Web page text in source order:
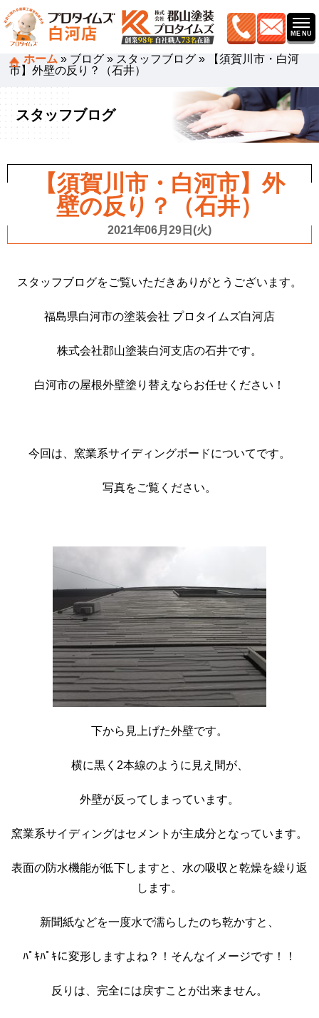
ホーム » ブログ » スタッフブログ »
【須賀川市・白河
市】外壁の反り？（石井）
スタッフブログ
【須賀川市・白河市】外
壁の反り？（石井）
2021年06月29日(火)
スタッフブログをご覧いただきありがとうございます。
福島県白河市の塗装会社 プロタイムズ白河店
株式会社郡山塗装白河支店の石井です。
白河市の屋根外壁塗り替えならお任せください！
今回は、窯業系サイディングボードについてです。
写真をご覧ください。
下から見上げた外壁です。
横に黒く2本線のように見え間が、
外壁が反ってしまっています。
窯業系サイディングはセメントが主成分となっています。
表面の防水機能が低下しますと、水の吸収と乾燥を繰り返
します。
新聞紙などを一度水で濡らしたのち乾かすと、
ﾊﾟｷﾊﾟｷに変形しますよね？！そんなイメージです！！
反りは、完全には戻すことが出来ません。